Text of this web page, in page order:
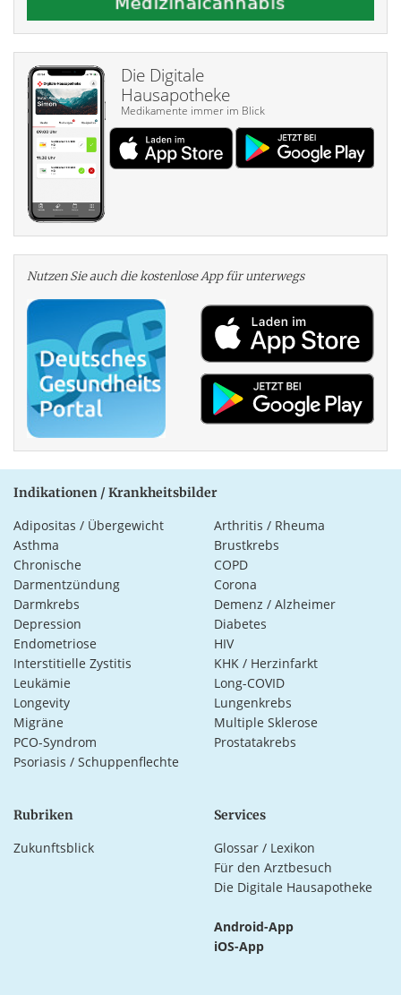
Die Digitale
Hausapotheke
Medikamente immer im Blick
Nutzen Sie auch die kosten­lose App für unterwegs
Indikationen / Krankheitsbilder
Adipositas / Übergewicht
Arthritis / Rheuma
Asthma
Brustkrebs
Chronische
Darmentzündung
COPD
Corona
Darmkrebs
Demenz / Alzheimer
Depression
Diabetes
Endometriose
HIV
Interstitielle Zystitis
KHK / Herzinfarkt
Leukämie
Long-COVID
Longevity
Lungenkrebs
Migräne
Multiple Sklerose
PCO-Syndrom
Prostatakrebs
Psoriasis / Schuppenflechte
Rubriken
Zukunftsblick
Services
Glossar / Lexikon
Für den Arztbesuch
Die Digitale Hausapotheke
Android-App
iOS-App